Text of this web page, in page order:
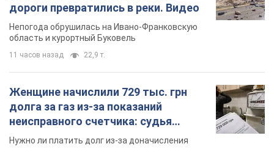
дороги превратились в реки. Видео
Непогода обрушилась на Ивано-Франковскую
область и курортный Буковель
11 часов назад 22,9 т.
Женщине начислили 729 тыс. грн
долга за газ из-за показаний
неисправного счетчика: судья
вынес неожиданное решение
Нужно ли платить долг из-за доначисления